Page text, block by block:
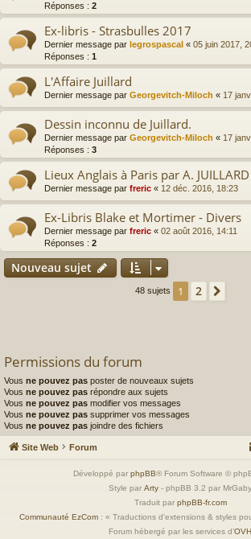
Réponses : 2
Ex-libris - Strasbulles 2017
Dernier message par legrospascal « 05 juin 2017,
Réponses : 1
L'Affaire Juillard
Dernier message par Georgevitch-Miloch « 17
Dessin inconnu de Juillard.
Dernier message par Georgevitch-Miloch « 17
Réponses : 3
Lieux Anglais à Paris par A. JUILLARD
Dernier message par freric « 12 déc. 2016, 18:23
Ex-Libris Blake et Mortimer - Divers
Dernier message par freric « 02 août 2016, 14:11
Réponses : 2
Nouveau sujet
48 sujets 1 2
Permissions du forum
Vous ne pouvez pas poster de nouveaux sujets
Vous ne pouvez pas répondre aux sujets
Vous ne pouvez pas modifier vos messages
Vous ne pouvez pas supprimer vos messages
Vous ne pouvez pas joindre des fichiers
Site Web Forum
Développé par phpBB® Forum Software ©
Style par Arty - phpBB 3.2 par MrGaby
Traduit par phpBB-fr.com
Communauté EzCom : « Traductions d'extensions & styles
Forum hébergé par les services d’OVH